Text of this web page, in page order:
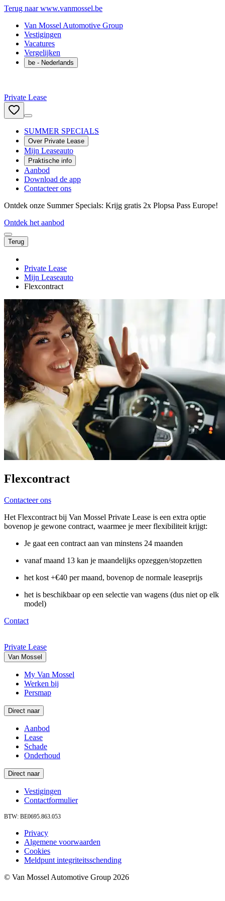
Terug naar www.vanmossel.be
Van Mossel Automotive Group
Vestigingen
Vacatures
Vergelijken
be - Nederlands
Private Lease
SUMMER SPECIALS
Over Private Lease
Mijn Leaseauto
Praktische info
Aanbod
Download de app
Contacteer ons
Ontdek onze Summer Specials: Krijg gratis 2x Plopsa Pass Europe!
Ontdek het aanbod
Terug
Private Lease
Mijn Leaseauto
Flexcontract
Flexcontract
Contacteer ons
Het Flexcontract bij Van Mossel Private Lease is een extra optie
bovenop je gewone contract, waarmee je meer flexibiliteit krijgt:
Je gaat een contract aan van minstens 24 maanden
vanaf maand 13 kan je maandelijks opzeggen/stopzetten
het kost +€40 per maand, bovenop de normale leaseprijs
het is beschikbaar op een selectie van wagens (dus niet op elk
model)
Contact
Private Lease
Van Mossel
My Van Mossel
Werken bij
Persmap
Direct naar
Aanbod
Lease
Schade
Onderhoud
Direct naar
Vestigingen
Contactformulier
BTW: BE0695.863.053
Privacy
Algemene voorwaarden
Cookies
Meldpunt integriteitsschending
© Van Mossel Automotive Group 2026